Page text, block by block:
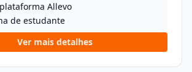
Allevo
de estudante
Ver mais detalhes